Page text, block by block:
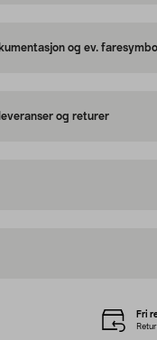
og ev.
og returer
Fri